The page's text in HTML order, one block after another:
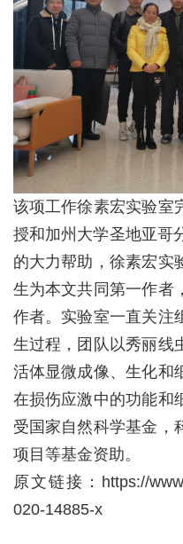
该项工作徐素宏实验室
授和加州大学圣地亚哥
的大力帮助，徐素宏实
生为本文共同第一作者
作者。实验室一直关注
生过程，团队以秀丽线
活体显微成像、生化和
在损伤应激中的功能和
受国家自然科学基金，
项目等基金资助。
原文链接： https://
020-14885-x